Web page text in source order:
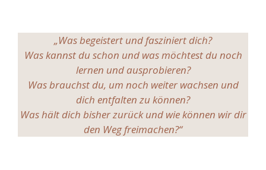
„Was begeistert und fasziniert dich?
Was kannst du schon und was möchtest du noch
lernen und ausprobieren?
Was brauchst du, um noch weiter wachsen und
dich entfalten zu können?
Was hält dich bisher zurück und wie können wir dir
den Weg freimachen?“